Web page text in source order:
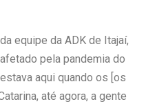
equipe da ADK de Itajaí,
pela pandemia do
aqui quando os [os
até agora, a gente